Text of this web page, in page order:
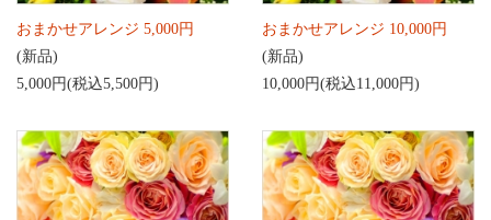
おまかせアレンジ 5,000円
(新品)
5,000円(税込5,500円)
おまかせアレンジ 10,000円
(新品)
10,000円(税込11,000円)